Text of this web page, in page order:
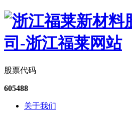
股票代码
605488
关于我们